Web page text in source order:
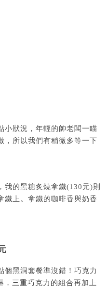
小狀況，年輕的帥老闆一瞄
，所以我們有稍微多等一下
我的黑糖炙燒拿鐵(130元)則
鐵上。拿鐵的咖啡香與奶香
個黑洞套餐準沒錯！巧克力
，三重巧克力的組合再加上